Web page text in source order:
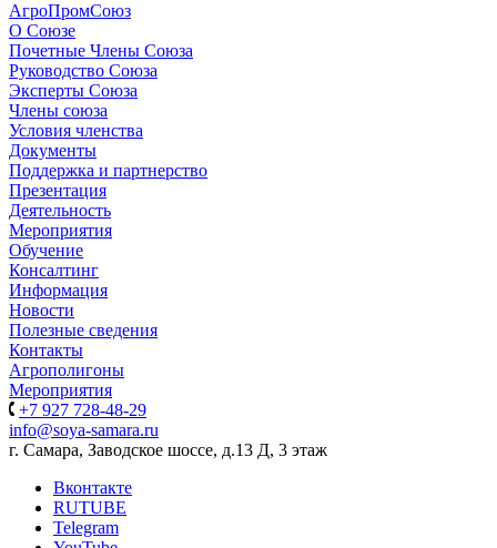
АгроПромСоюз
О Союзе
Почетные Члены Союза
Руководство Союза
Эксперты Союза
Члены союза
Условия членства
Документы
Поддержка и партнерство
Презентация
Деятельность
Мероприятия
Обучение
Консалтинг
Информация
Новости
Полезные сведения
Контакты
Агрополигоны
Мероприятия
+7 927 728-48-29
info@soya-samara.ru
г. Самара, Заводское шоссе, д.13 Д, 3 этаж
Вконтакте
RUTUBE
Telegram